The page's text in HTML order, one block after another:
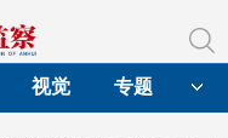
视觉 专题